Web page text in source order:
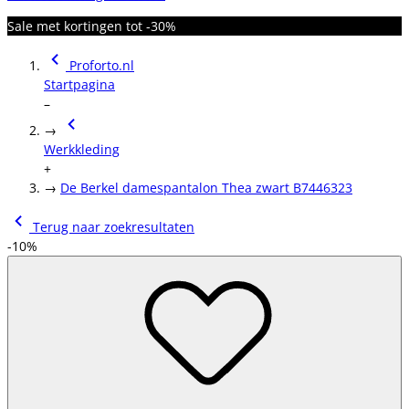
Sale met kortingen tot -30%
Proforto.nl
Startpagina
–
→
Werkkleding
+
→ De Berkel damespantalon Thea zwart B7446323
Terug naar zoekresultaten
-10%